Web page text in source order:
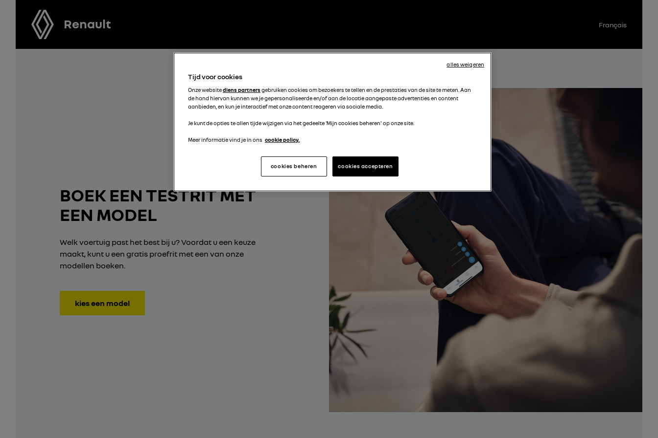
Renault Français
BOEK EEN TESTRIT MET
EEN MODEL
Welk voertuig past het best bij u? Voordat u een keuze
maakt, kunt u een gratis proefrit met een van onze
modellen boeken.
kies een model
Tijd voor cookies
Onze websitediens partnersgebruiken cookies om bezoekers te tellen en de prestaties van de site te meten. Aan
de hand hiervan kunnen we je gepersonaliseerde en/of aan de locatie aangepaste advertenties en content
aanbieden, en kun je interactief met onze content reageren via sociale media.
Je kunt de opties te allen tijde wijzigen via het gedeelte 'Mijn cookies beheren' op onze site.
Meer informatie vind je in ons cookie policy.
cookies accepteren
cookies beheren
alles weigeren